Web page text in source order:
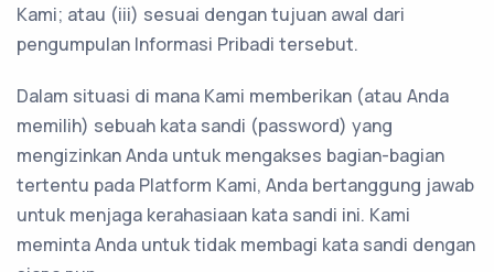
Kami; atau (iii) sesuai dengan tujuan awal dari
pengumpulan Informasi Pribadi tersebut.
Dalam situasi di mana Kami memberikan (atau Anda
memilih) sebuah kata sandi (password) yang
mengizinkan Anda untuk mengakses bagian-bagian
tertentu pada Platform Kami, Anda bertanggung jawab
untuk menjaga kerahasiaan kata sandi ini. Kami
meminta Anda untuk tidak membagi kata sandi dengan